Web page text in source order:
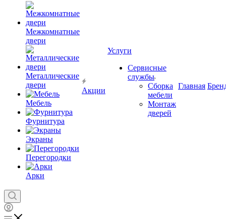
Межкомнатные
двери
Металлические
двери
Мебель
Фурнитура
Экраны
Перегородки
Арки
Акции
Услуги
Сервисные
службы
Сборка
мебели
Монтаж
дверей
Главная